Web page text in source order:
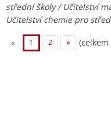
střední školy / Učitelství
Učitelství chemie pro
« 1 2 »